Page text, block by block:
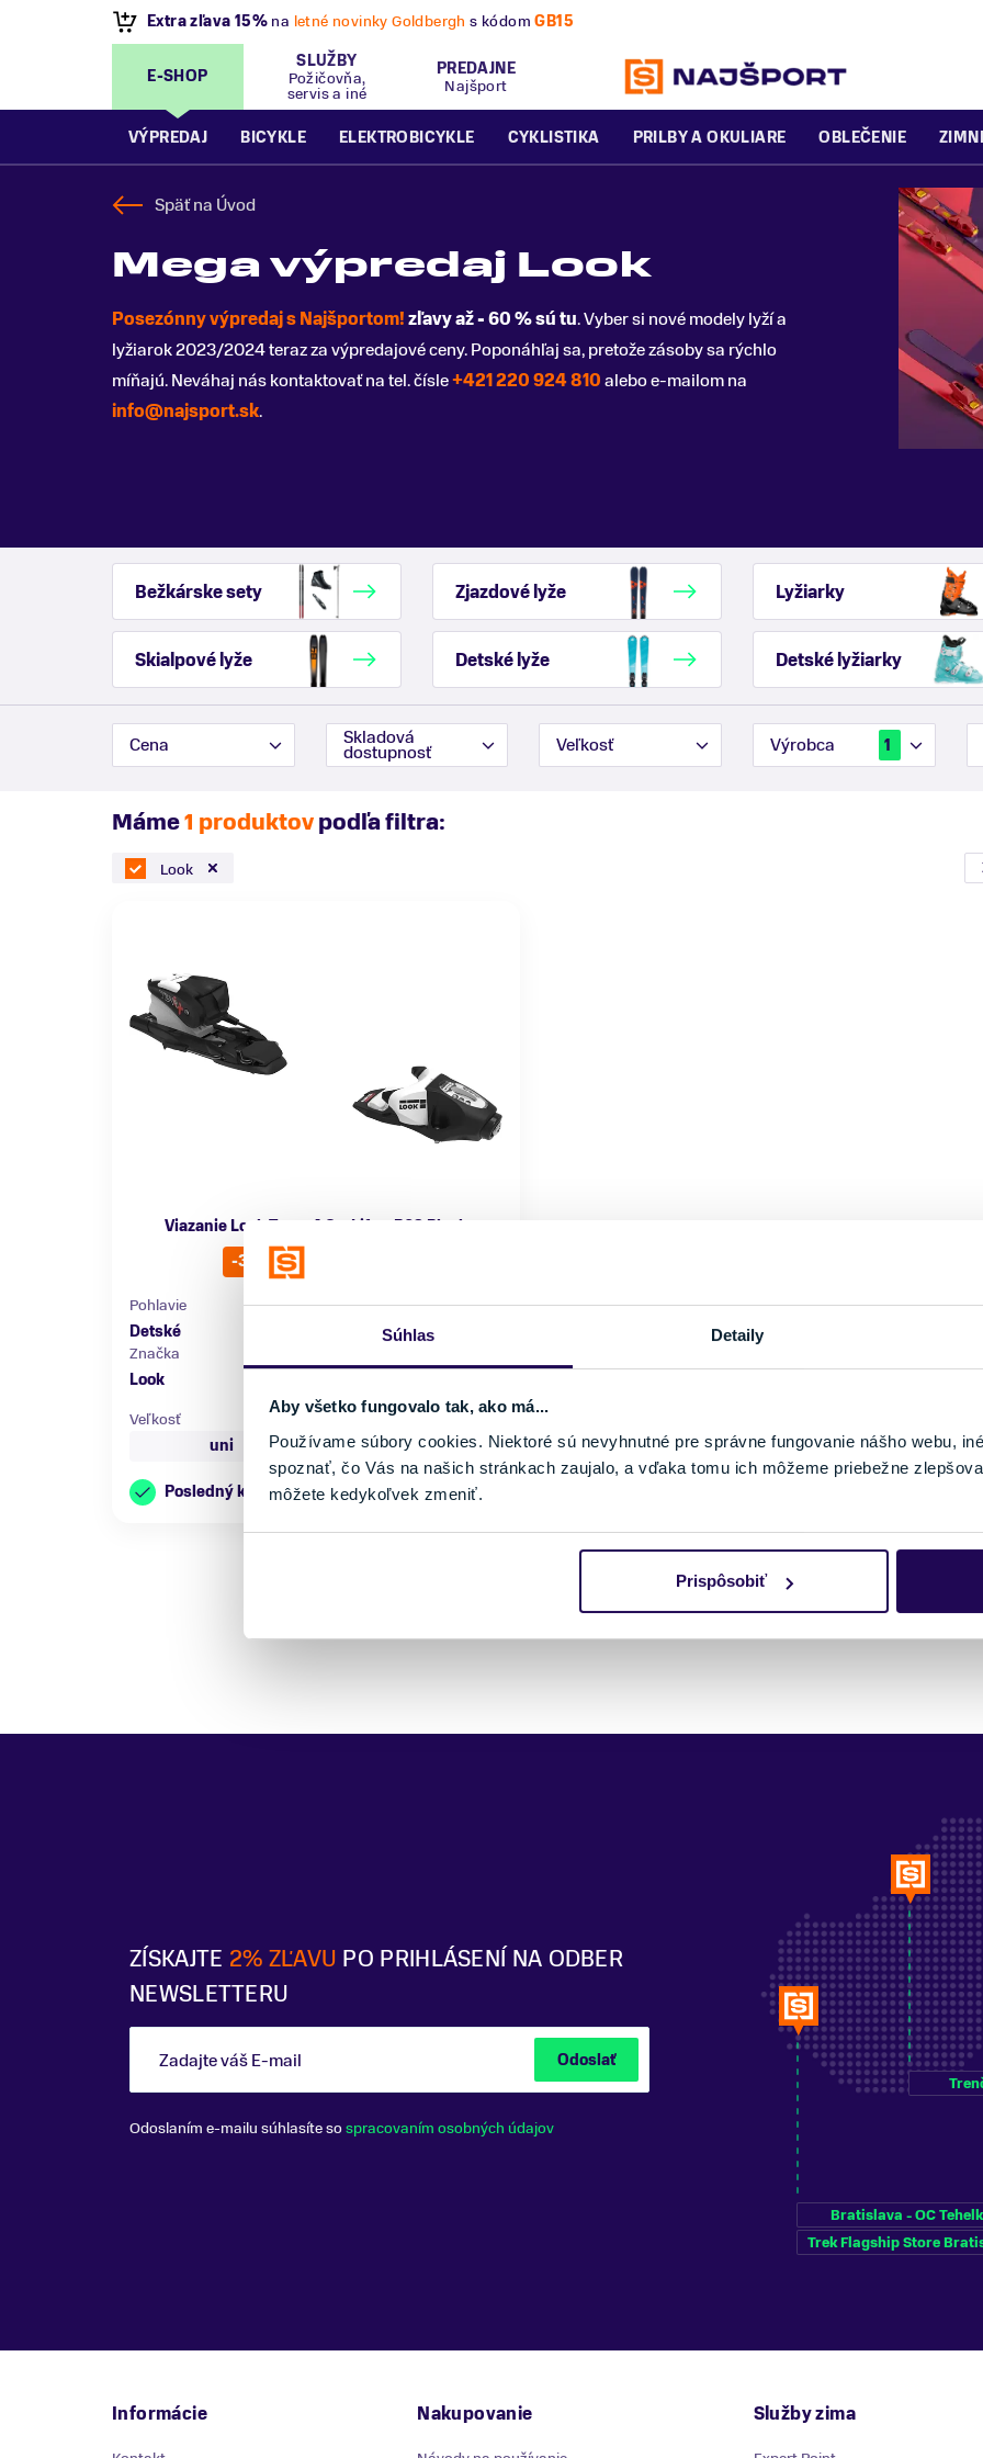
Súhlas Detaily
Aby všetko fungovalo tak, ako má...
Používame súbory cookies. Niektoré sú nevyhnutné pre správne fungovanie nášho webu,
spoznať, čo Vás na našich stránkach zaujalo, a vďaka tomu ich môžeme priebežne
môžete kedykoľvek zmeniť.
Prispôsobiť
VÝPREDAJ- Zľavy až 70%.Pripravte sa na letnú a zimnú sezónu už dnes!
E-SHOP
SLUŽBY
Požičovňa,
servis a iné
PREDAJNE
Najšport
VÝPREDAJ BICYKLE ELEKTROBICYKLE CYKLISTIKA PRILBY A OKULIARE OBLEČENIE
Späť na Úvod
Mega výpredaj Look
Posezónny výpredaj s Najšportom!zľavy až - 60 % sú tu. Vyber si nové modely lyží a
lyžiarok 2023/2024 teraz za výpredajové ceny. Poponáhľaj sa, pretože zásoby sa rýchlo
míňajú. Neváhaj nás kontaktovať na tel. čísle+421 220 924 810alebo e-mailom na
info@najsport.sk.
Bežkárske sety Zjazdové lyže Lyžiarky
Skialpové lyže Detské lyže Detské lyžiarky
Cena Skladová
dostupnosť Veľkosť Výrobca 1
Máme1 produktovpodľa filtra:
Look
Viazanie Look Team 4 Gw Lifter B63 Black
-35 % 37,70 €
Pohlavie
Detské
Farba
Biela, Čierna
Značka
Look
Veľkosť
uni
Posledný kus skladom
Pozreli ste si 1 z 1 produktov.
ZÍSKAJTE 2% ZĽAVU PO PRIHLÁSENÍ NA ODBER
NEWSLETTERU
Zadajte váš E-mail Odoslať
Odoslaním e-mailu súhlasíte sospracovaním osobných údajov
Bratislava - OC
Trek Flagship Store
Informácie Nakupovanie Služby zima